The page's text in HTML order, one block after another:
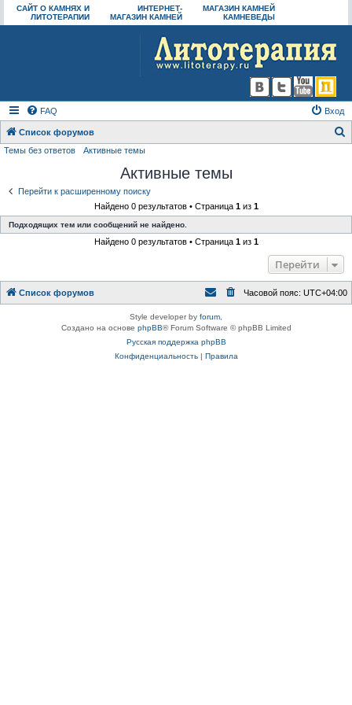
САЙТ О КАМНЯХ И
ЛИТОТЕРАПИИ
ИНТЕРНЕТ-
МАГАЗИН КАМНЕЙ
МАГАЗИН КАМНЕЙ
КАМНЕВЕДЫ
FAQ Вход
Список форумов
Темы без ответов Активные темы
Активные темы
Перейти к расширенному поиску
Найдено 0 результатов • Страница 1из 1
Подходящих тем или сообщений не найдено.
Найдено 0 результатов • Страница 1из 1
Перейти
Список форумов Часовой пояс: UTC+04:00
Style developer by forum
Создано на основе phpBB® Forum Software © phpBB Limited
Русская поддержка phpBB
Конфиденциальность| Правила